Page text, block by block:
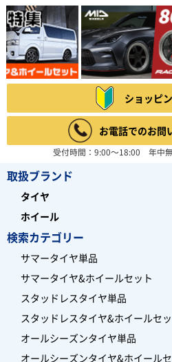
ショッピ
お電話でのお問
受付時間：9:00～18:00 年中無
取扱ブランド
タイヤ
ホイール
検索カテゴリー
サマータイヤ単品
サマータイヤ&ホイールセット
スタッドレスタイヤ単品
スタッドレスタイヤ&ホイールセ
オールシーズンタイヤ単品
オールシーズンタイヤ&ホイール